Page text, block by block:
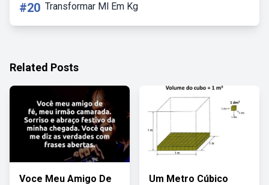
#20 Transformar Ml Em Kg
Related Posts
Voce Meu Amigo De
Um Metro Cúbico